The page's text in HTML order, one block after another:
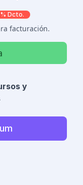
Dcto.
facturación.
y